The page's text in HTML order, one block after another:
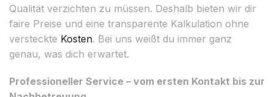
Qualität verzichten zu müssen. Deshalb bieten wir dir
faire Preise und eine transparente Kalkulation ohne
versteckte Kosten. Bei uns weißt du immer ganz
genau, was dich erwartet.
Professioneller Service – vom ersten Kontakt bis zur